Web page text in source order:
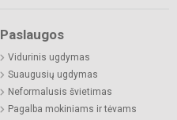
Paslaugos
Vidurinis ugdymas
Suaugusių ugdymas
Neformalusis švietimas
Pagalba mokiniams ir tėvams